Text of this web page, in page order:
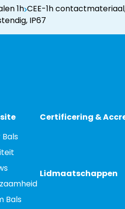
1h CEE-1h
IP67
Bals
Certificering &
Lidmaatschappen